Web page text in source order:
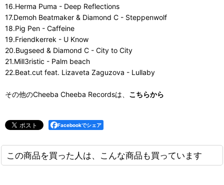
16.Herma Puma - Deep Reflections
17.Demoh Beatmaker & Diamond C - Steppenwolf
18.Pig Pen - Caffeine
19.Friendkerrek - U Know
20.Bugseed & Diamond C - City to City
21.Mill3ristic - Palm beach
22.Beat.cut feat. Lizaveta Zaguzova - Lullaby
その他のCheeba Cheeba Recordsは、 こちらから
Facebookでシェア
この商品を買った人は、こんな商品も買っています